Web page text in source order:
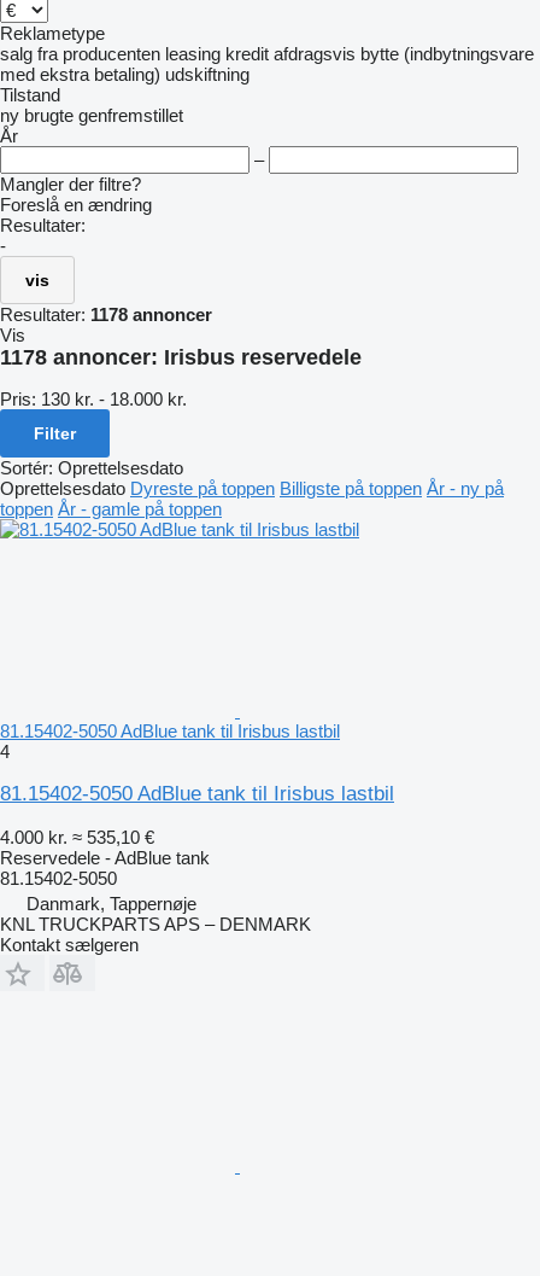
Reklametype
salg fra producenten leasing kredit afdragsvis bytte (indbytningsvare
med ekstra betaling) udskiftning
Tilstand
ny brugte genfremstillet
År
–
Mangler der filtre?
Foreslå en ændring
Resultater:
-
vis
Resultater: 1178 annoncer
Vis
1178 annoncer: Irisbus reservedele
Pris: 130 kr. - 18.000 kr.
Filter
Sortér: Oprettelsesdato
Oprettelsesdato Dyreste på toppen Billigste på toppen År - ny på
toppen År - gamle på toppen
81.15402-5050 AdBlue tank til Irisbus lastbil
4
81.15402-5050 AdBlue tank til Irisbus lastbil
4.000 kr. ≈ 535,10 €
Reservedele - AdBlue tank
81.15402-5050
Danmark, Tappernøje
KNL TRUCKPARTS APS – DENMARK
Kontakt sælgeren